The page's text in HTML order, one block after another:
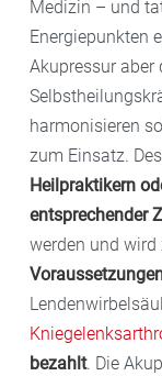
Medizin – und
Energiepunkten
Akupressur aber
harmonisieren
zum Einsatz.
Heilpraktikern
entsprechender
werden und wird
bezahlt. Die